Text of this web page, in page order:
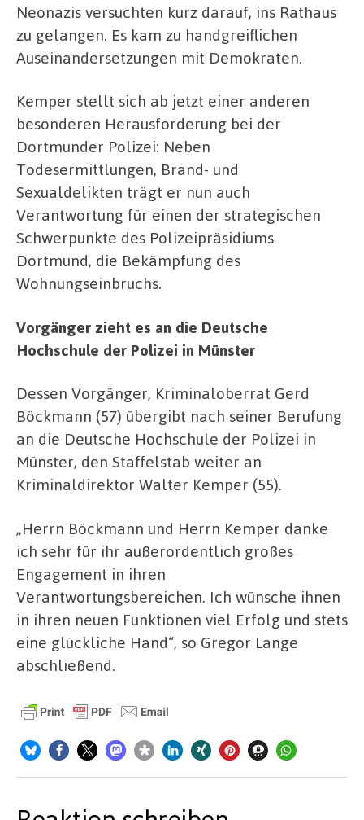
Neonazis versuchten kurz darauf, ins Rathaus
zu gelangen. Es kam zu handgreiflichen
Auseinandersetzungen mit Demokraten.
Kemper stellt sich ab jetzt einer anderen
besonderen Herausforderung bei der
Dortmunder Polizei: Neben
Todesermittlungen, Brand- und
Sexualdelikten trägt er nun auch
Verantwortung für einen der strategischen
Schwerpunkte des Polizeipräsidiums
Dortmund, die Bekämpfung des
Wohnungseinbruchs.
Vorgänger zieht es an die Deutsche
Hochschule der Polizei in Münster
Dessen Vorgänger, Kriminaloberrat Gerd
Böckmann (57) übergibt nach seiner Berufung
an die Deutsche Hochschule der Polizei in
Münster, den Staffelstab weiter an
Kriminaldirektor Walter Kemper (55).
„Herrn Böckmann und Herrn Kemper danke
ich sehr für ihr außerordentlich großes
Engagement in ihren
Verantwortungsbereichen. Ich wünsche ihnen
in ihren neuen Funktionen viel Erfolg und stets
eine glückliche Hand“, so Gregor Lange
abschließend.